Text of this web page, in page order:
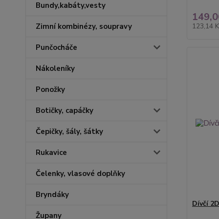
Bundy,kabáty,vesty
Zimní kombinézy, soupravy
Punčocháče
Nákoleníky
Ponožky
Botičky, capáčky
Čepičky, šály, šátky
Rukavice
Čelenky, vlasové doplňky
Bryndáky
Župany
123,14
Dívčí